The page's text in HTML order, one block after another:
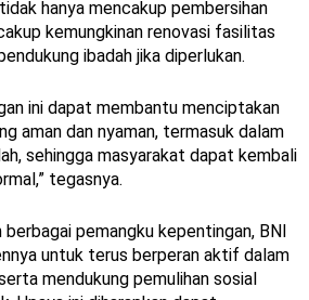
hanya mencakup pembersihan
kemungkinan renovasi fasilitas
ibadah jika diperlukan.
ini dapat membantu menciptakan
aman dan nyaman, termasuk dalam
sehingga masyarakat dapat kembali
tegasnya.
pemangku kepentingan, BNI
untuk terus berperan aktif dalam
mendukung pemulihan sosial